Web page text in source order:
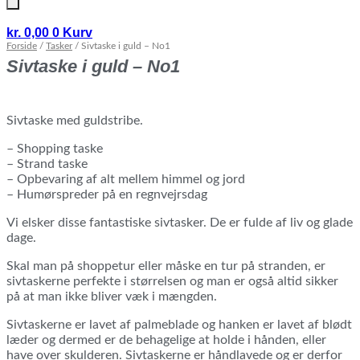
kr. 0,00 0 Kurv
Forside / Tasker / Sivtaske i guld – No1
Sivtaske i guld – No1
Sivtaske med guldstribe.
– Shopping taske
– Strand taske
– Opbevaring af alt mellem himmel og jord
– Humørspreder på en regnvejrsdag
Vi elsker disse fantastiske sivtasker. De er fulde af liv og glade
dage.
Skal man på shoppetur eller måske en tur på stranden, er
sivtaskerne perfekte i størrelsen og man er også altid sikker
på at man ikke bliver væk i mængden.
Sivtaskerne er lavet af palmeblade og hanken er lavet af blødt
læder og dermed er de behagelige at holde i hånden, eller
have over skulderen. Sivtaskerne er håndlavede og er derfor